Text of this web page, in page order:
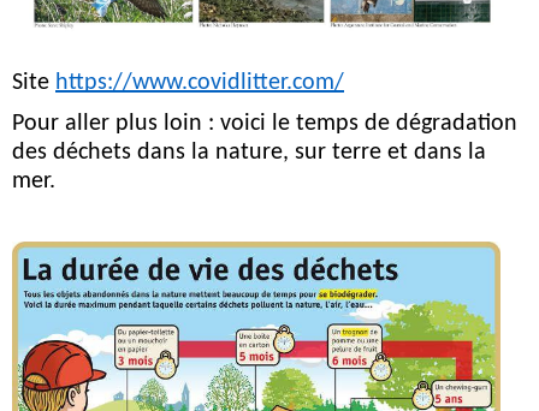
Site https://www.covidlitter.com/
Pour aller plus loin : voici le temps de dégradation
des déchets dans la nature, sur terre et dans la
mer.